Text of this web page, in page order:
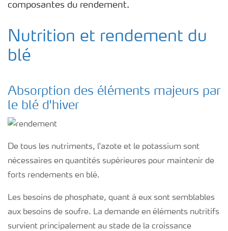
composantes du rendement.
Nutrition et rendement du
blé
Absorption des éléments majeurs par
le blé d'hiver
De tous les nutriments, l'azote et le potassium sont
nécessaires en quantités supérieures pour maintenir de
forts rendements en blé.
Les besoins de phosphate, quant à eux sont semblables
aux besoins de soufre. La demande en éléments nutritifs
survient principalement au stade de la croissance